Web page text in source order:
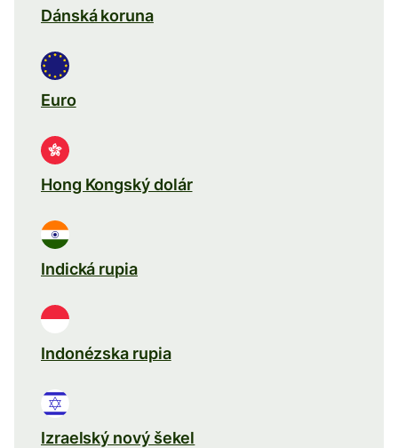
Dánská koruna
Euro
Hong Kongský dolár
Indická rupia
Indonézska rupia
Izraelský nový šekel